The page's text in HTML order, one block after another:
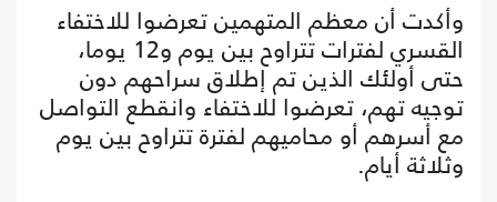
وأكدت أن معظم المتهمين تعرضوا للاختفاء
القسري لفترات تتراوح بين يوم و12 يوما،
حتى أولئك الذين تم إطلاق سراحهم دون
توجيه تهم، تعرضوا للاختفاء وانقطع التواصل
مع أسرهم أو محاميهم لفترة تتراوح بين يوم
وثلاثة أيام.